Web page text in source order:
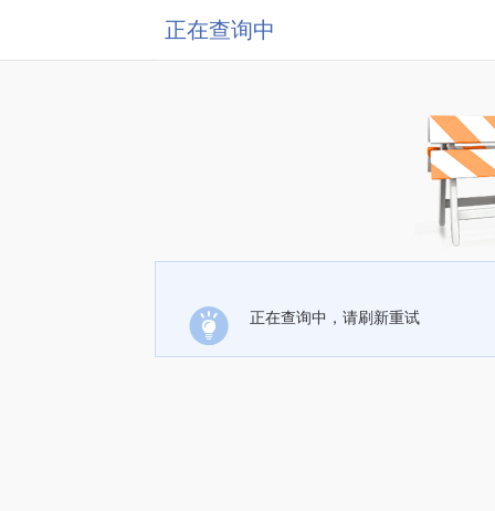
正在查询中
正在查询中，请刷新重试